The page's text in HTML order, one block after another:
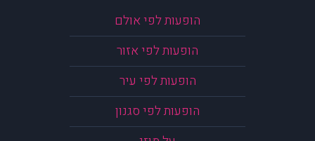
הופעות לפי אולם
הופעות לפי אזור
הופעות לפי עיר
הופעות לפי סגנון